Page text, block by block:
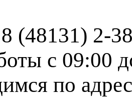
(48131) 2-
с 09:00
по